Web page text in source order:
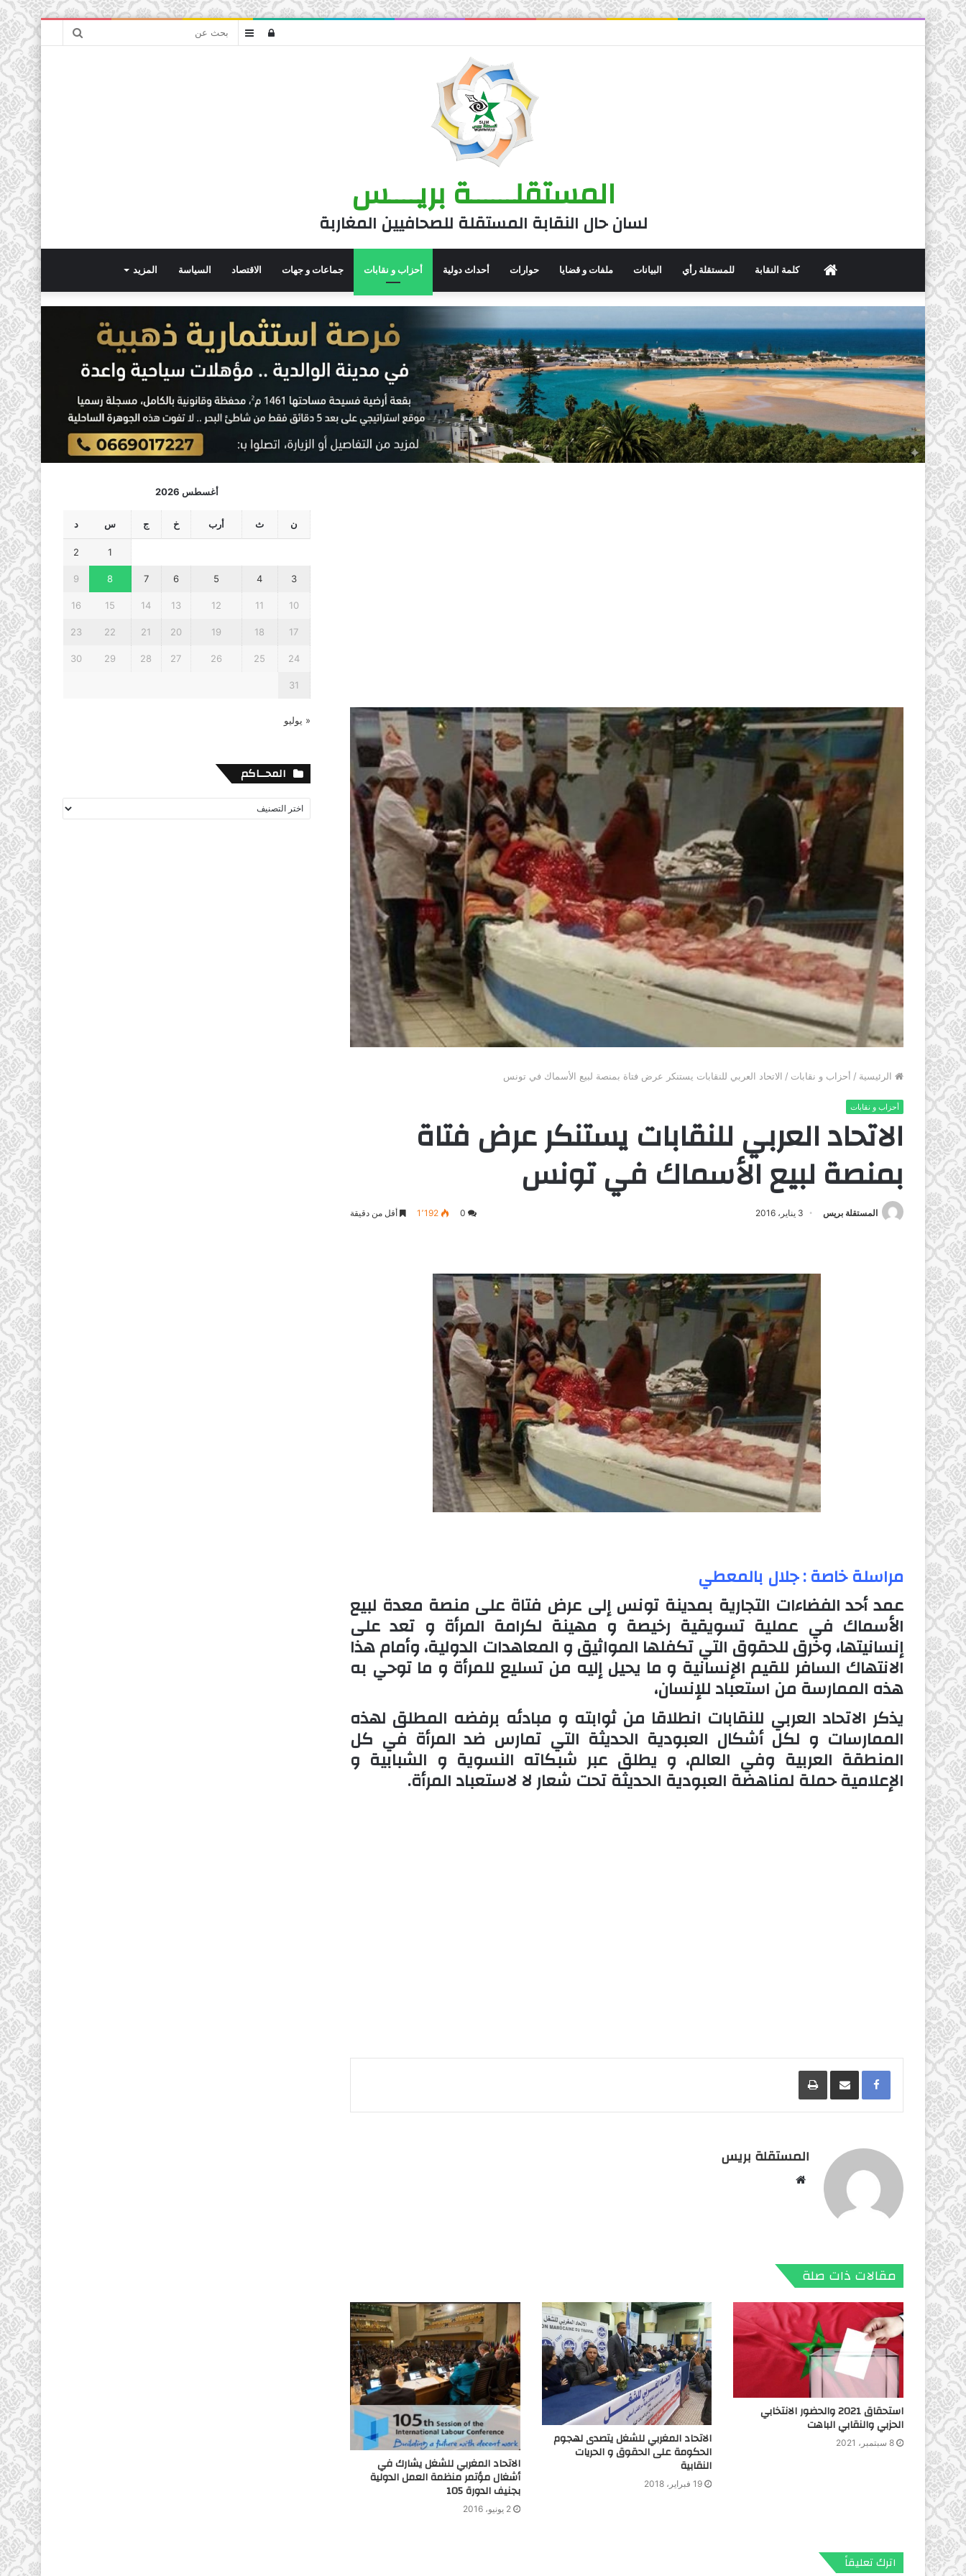
بحث
عمودتسجيل
المستقلــــــة بريــــس
لسان حال النقابة المستقلة للصحافيين المغاربة
الرئيسيةكلمة النقابة للمستقلة رأي البيانات ملفات و قضايا حوارات أحداث دولية أحزاب و نقابات جماعات و جهات الاقتصاد السياسة المزيد
الرئيسية / أحزاب و نقابات / الاتحاد العربي للنقابات يستنكر عرض فتاة بمنصة لبيع الأسماك في تونس
أحزاب و نقابات
الاتحاد العربي للنقابات يستنكر عرض فتاة
بمنصة لبيع الأسماك في تونس
المستقلة بريس 3 يناير، 2016 0 1٬192 أقل من دقيقة
مراسلة خاصة : جلال بالمعطي
عمد أحد الفضاءات التجارية بمدينة تونس إلى عرض فتاة على منصة معدة لبيع
الأسماك في عملية تسويقية رخيصة و مهينة لكرامة المرأة و تعد على
إنسانيتها، وخرق للحقوق التي تكفلها المواثيق و المعاهدات الدولية، وأمام هذا
الانتهاك السافر للقيم الإنسانية و ما يحيل إليه من تسليع للمرأة و ما توحي به
هذه الممارسة من استعباد للإنسان،
يذكر الاتحاد العربي للنقابات انطلاقا من ثوابته و مبادئه برفضه المطلق لهذه
الممارسات و لكل أشكال العبودية الحديثة التي تمارس ضد المرأة في كل
المنطقة العربية وفي العالم، و يطلق عبر شبكاته النسوية و الشبابية و
الإعلامية حملة لمناهضة العبودية الحديثة تحت شعار لا لاستعباد المرأة.
Facebookمشاركة عبر البريد طباعة
المستقلة بريس
مقالات ذات صلة
استحقاق 2021 والحضور الانتخابي
الحزبي والنقابي الباهت
8 سبتمبر، 2021 الاتحاد المغربي للشغل يتصدى لهجوم
الحكومة على الحقوق و الحريات
النقابية
19 فبراير، 2018
الاتحاد المغربي للشغل يشارك في
أشغال مؤتمر منظمة العمل الدولية
بجنيف الدورة 105
2 يونيو، 2016
اترك تعليقاً
أغسطس 2026
ن ث أرب خ ج س د
1
2
3
4
5
6
7
8
9
10
11
12
13
14
15
16
17
18
19
20
21
22
23
24
25
26
27
28
29
30
31
« يوليو
المحــاكم
المحــاكم